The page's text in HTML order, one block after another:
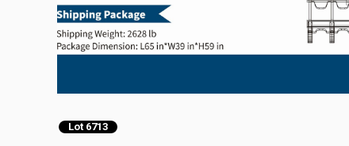
Lot 6713